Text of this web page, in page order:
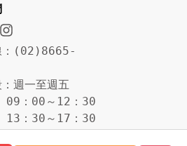
：(02)8665-
週一至週五
09：00～12：30
13：30～17：30